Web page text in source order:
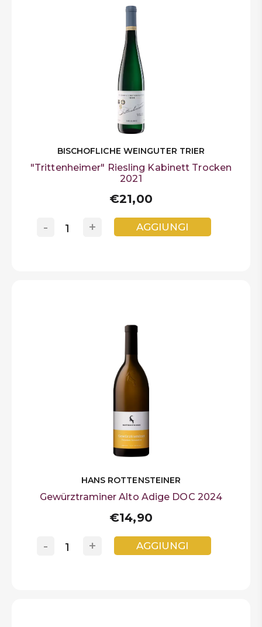
BISCHOFLICHE WEINGUTER TRIER
"Trittenheimer" Riesling Kabinett Trocken
2021
€21,00
+
- AGGIUNGI
HANS ROTTENSTEINER
Gewürztraminer Alto Adige DOC 2024
€14,90
+
- AGGIUNGI